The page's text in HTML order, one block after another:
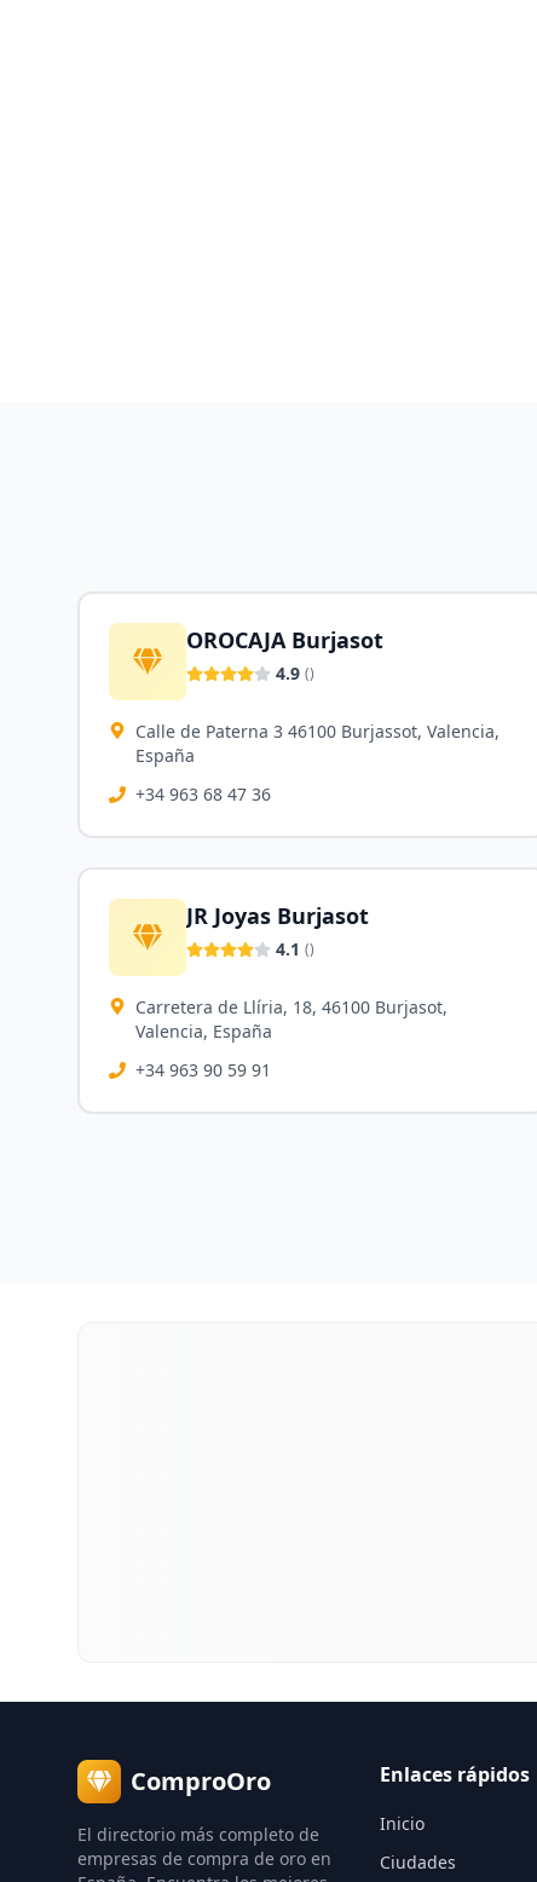
OROCAJA Burjasot
4.9 ()
Calle de Paterna 3 46100 Burjassot, Valencia,
España
+34 963 68 47 36
JR Joyas Burjasot
4.1 ()
Carretera de Llíria, 18, 46100 Burjasot,
Valencia, España
+34 963 90 59 91
ComproOro
El directorio más completo de
empresas de compra de oro en
Enlaces rápidos
Inicio
Ciudades